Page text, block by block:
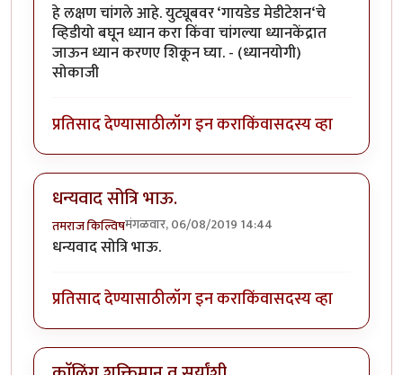
हे लक्षण चांगले आहे. युट्यूबवर ‘गायडेड मेडीटेशन‘चे
व्हिडीयो बघून ध्यान करा किंवा चांगल्या ध्यानकेंद्रात
जाऊन ध्यान करणए शिकून घ्या. - (ध्यानयोगी)
सोकाजी
प्रतिसाद देण्यासाठीलॉग इन कराकिंवासदस्य व्हा
धन्यवाद सोत्रि भाऊ.
तमराज किल्विषमंगळवार, 06/08/2019 14:44
धन्यवाद सोत्रि भाऊ.
प्रतिसाद देण्यासाठीलॉग इन कराकिंवासदस्य व्हा